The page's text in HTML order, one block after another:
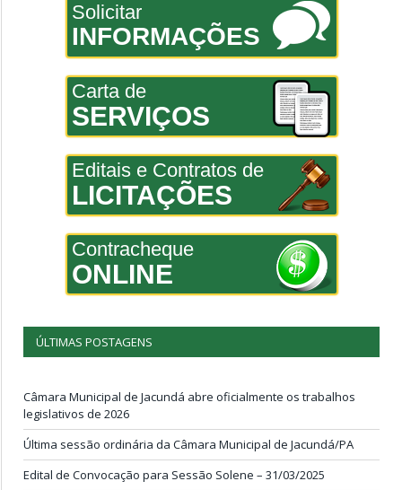
Solicitar
INFORMAÇÕES
Carta de
SERVIÇOS
Editais e Contratos de
LICITAÇÕES
Contracheque
ONLINE
ÚLTIMAS POSTAGENS
Câmara Municipal de Jacundá abre oficialmente os trabalhos
legislativos de 2026
Última sessão ordinária da Câmara Municipal de Jacundá/PA
Edital de Convocação para Sessão Solene – 31/03/2025